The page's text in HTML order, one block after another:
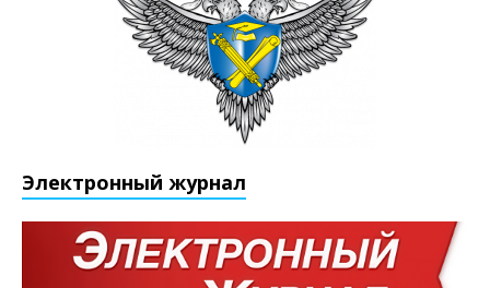
Электронный журнал